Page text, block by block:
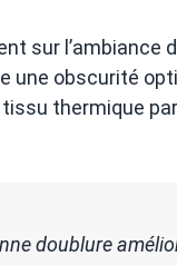
sur l’ambiance
une obscurité
thermique
doublure